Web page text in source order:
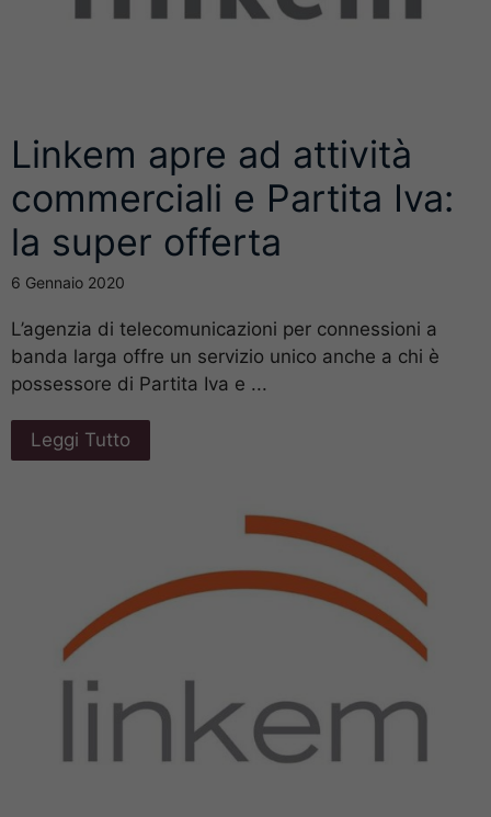
Linkem apre ad attività
commerciali e Partita Iva:
la super offerta
6 Gennaio 2020
L’agenzia di telecomunicazioni per connessioni a
banda larga offre un servizio unico anche a chi è
possessore di Partita Iva e ...
Leggi Tutto